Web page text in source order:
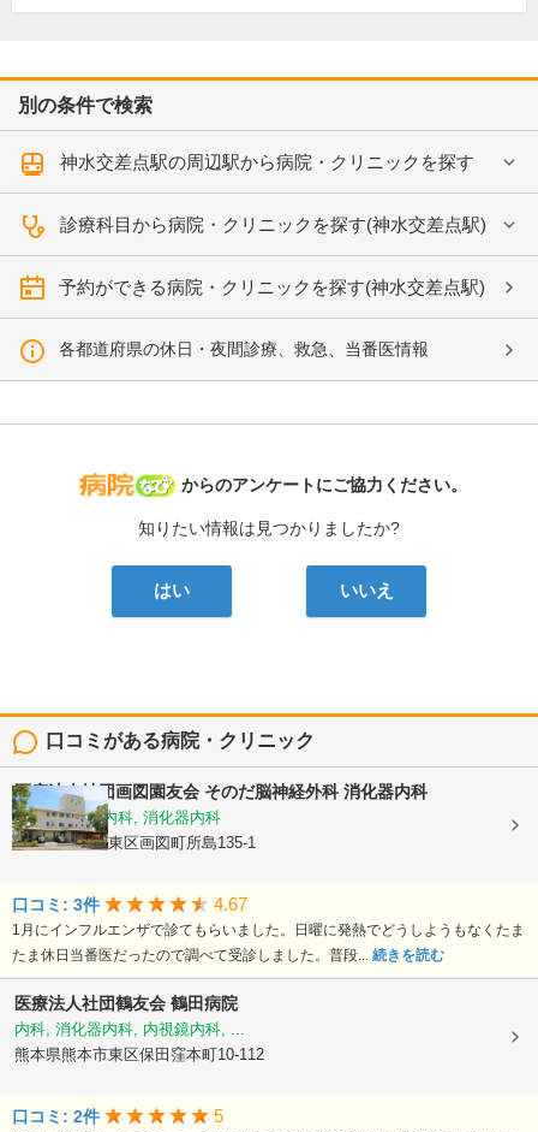
別の条件で検索
神水交差点駅の周辺駅から病院・クリニックを探す
診療科目から病院・クリニックを探す(神水交差点駅)
予約ができる病院・クリニックを探す(神水交差点駅)
各都道府県の休日・夜間診療、救急、当番医情報
病院なび
からのアンケートにご協力ください。
知りたい情報は見つかりましたか?
はい いいえ
口コミがある病院・クリニック
医療法人社団画図園友会 そのだ脳神経外科 消化器内科
脳神経外科, 内科, 消化器内科
熊本県熊本市東区画図町所島135-1
口コミ: 3件 4.67
1月にインフルエンザで診てもらいました。日曜に発熱でどうしようもなくたま
たま休日当番医だったので調べて受診しました。普段... 続きを読む
医療法人社団鶴友会 鶴田病院
内科, 消化器内科, 内視鏡内科, ...
熊本県熊本市東区保田窪本町10-112
口コミ: 2件 5